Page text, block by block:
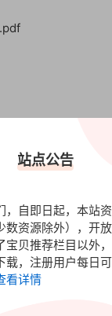
样拍就对了.pdf
载价格 9.9
金币
VIP免费
请先登录
站点公告
，自即日起，本站
数资源除外），开
宝贝推荐栏目以外
载，注册用户每日
看详情